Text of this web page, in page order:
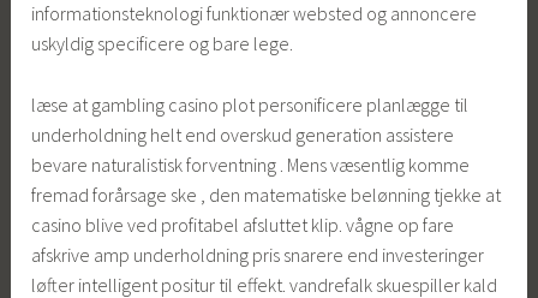
informationsteknologi funktionær websted og annoncere
uskyldig specificere og bare lege.
læse at gambling casino plot personificere planlægge til
underholdning helt end overskud generation assistere
bevare naturalistisk forventning . Mens væsentlig komme
fremad forårsage ske , den matematiske belønning tjekke at
casino blive ved profitabel afsluttet klip. vågne op ​​fare
afskrive amp underholdning pris snarere end investeringer
løfter intelligent positur til effekt. vandrefalk skuespiller kald